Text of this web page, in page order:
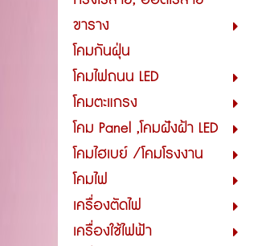
ขาราง
โคมกันฝุ่น
โคมไฟถนน LED
โคมตะแกรง
โคม Panel ,โคมฝังฝ้า LED
โคมไฮเบย์ /โคมโรงงาน
โคมไฟ
เครื่องตัดไฟ
เครื่องใช้ไฟฟ้า